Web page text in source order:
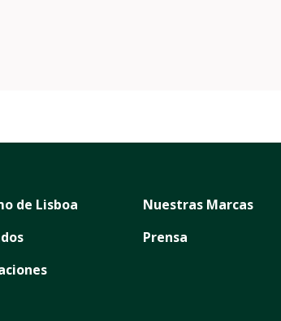
de Lisboa
Nuestras Marcas
Prensa